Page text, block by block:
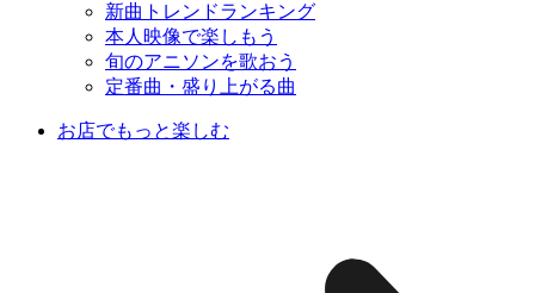
新曲トレンドランキング
本人映像で楽しもう
旬のアニソンを歌おう
定番曲・盛り上がる曲
お店でもっと楽しむ